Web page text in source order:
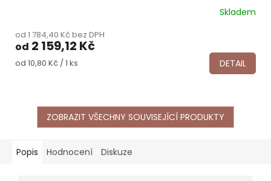
Skladem
od 1 784,40 Kč bez DPH
od 2 159,12 Kč
Měrná
od 10,80 Kč / 1 ks DETAIL
ZOBRAZIT VŠECHNY SOUVISEJÍCÍ PRODUKTY
Popis Hodnocení Diskuze